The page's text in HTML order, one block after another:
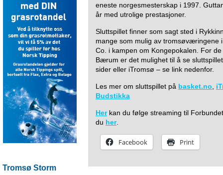
Tromsø Storm
eneste norgesmesterskap i 1997.
år med utrolige prestasjoner.
Sluttspillet finner som sagt sted i
mange som mulig av tromsøværingene
Co. i kampen om Kongepokalen. For
Bærum er det mulighet til å se
sider eller iTromsø – se link nedenfor.
Les mer om sluttspillet på basket.no
Budstikka
Herkan du følge streaming til
du her.
Facebook Print